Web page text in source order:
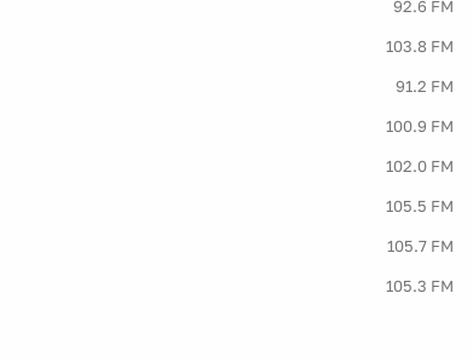
92.6 FM
103.8 FM
91.2 FM
100.9 FM
102.0 FM
105.5 FM
105.7 FM
105.3 FM